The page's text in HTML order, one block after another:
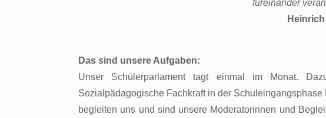
füreinander
Das sind unsere Aufgaben:
Unser Schülerparlament tagt einmal im Monat.
Sozialpädagogische Fachkraft in der
begleiten uns und sind unsere Moderatorinnen und